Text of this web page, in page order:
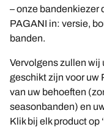
– onze bandenkiezer
PAGANI in: versie,
banden.
Vervolgens zullen wij
geschikt zijn voor uw
van uw behoeften
seasonbanden) en
Klik bij elk product op